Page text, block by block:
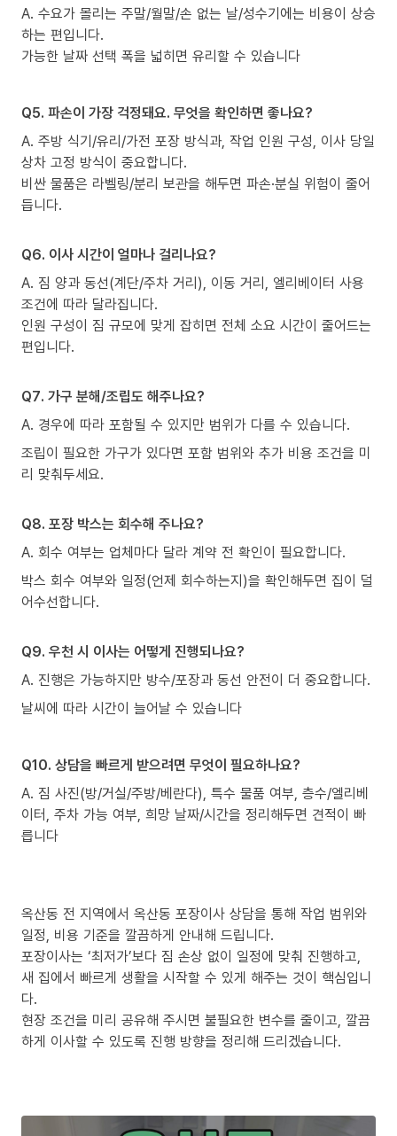
A. 수요가 몰리는 주말/월말/손 없는 날/성수기에는 비용이 상승
하는 편입니다.
가능한 날짜 선택 폭을 넓히면 유리할 수 있습니다
Q5. 파손이 가장 걱정돼요. 무엇을 확인하면 좋나요?
A. 주방 식기/유리/가전 포장 방식과, 작업 인원 구성, 이사 당일
상차 고정 방식이 중요합니다.
비싼 물품은 라벨링/분리 보관을 해두면 파손·분실 위험이 줄어
듭니다.
Q6. 이사 시간이 얼마나 걸리나요?
A. 짐 양과 동선(계단/주차 거리), 이동 거리, 엘리베이터 사용
조건에 따라 달라집니다.
인원 구성이 짐 규모에 맞게 잡히면 전체 소요 시간이 줄어드는
편입니다.
Q7. 가구 분해/조립도 해주나요?
A. 경우에 따라 포함될 수 있지만 범위가 다를 수 있습니다.
조립이 필요한 가구가 있다면 포함 범위와 추가 비용 조건을 미
리 맞춰두세요.
Q8. 포장 박스는 회수해 주나요?
A. 회수 여부는 업체마다 달라 계약 전 확인이 필요합니다.
박스 회수 여부와 일정(언제 회수하는지)을 확인해두면 집이 덜
어수선합니다.
Q9. 우천 시 이사는 어떻게 진행되나요?
A. 진행은 가능하지만 방수/포장과 동선 안전이 더 중요합니다.
날씨에 따라 시간이 늘어날 수 있습니다
Q10. 상담을 빠르게 받으려면 무엇이 필요하나요?
A. 짐 사진(방/거실/주방/베란다), 특수 물품 여부, 층수/엘리베
이터, 주차 가능 여부, 희망 날짜/시간을 정리해두면 견적이 빠
릅니다
옥산동 전 지역에서 옥산동 포장이사 상담을 통해 작업 범위와
일정, 비용 기준을 깔끔하게 안내해 드립니다.
포장이사는 ‘최저가’보다 짐 손상 없이 일정에 맞춰 진행하고,
새 집에서 빠르게 생활을 시작할 수 있게 해주는 것이 핵심입니
다.
현장 조건을 미리 공유해 주시면 불필요한 변수를 줄이고, 깔끔
하게 이사할 수 있도록 진행 방향을 정리해 드리겠습니다.